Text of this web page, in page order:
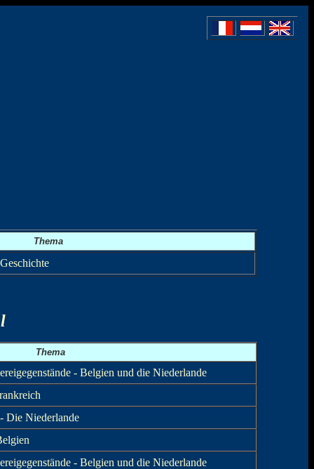
Thema
Thema
- Belgien und die Niederlande
Die Niederlande
- Belgien und die Niederlande